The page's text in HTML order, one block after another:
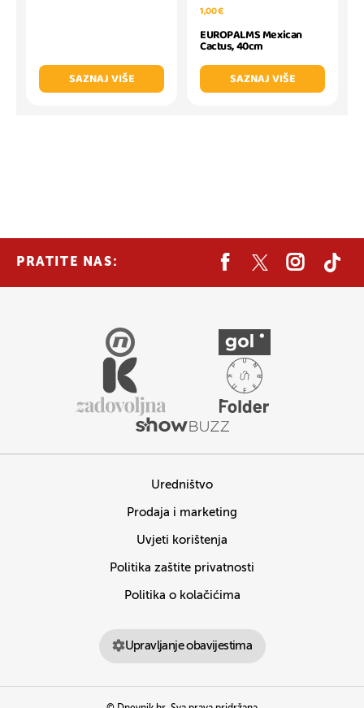
SAZNAJ VIŠE
1,00 €
EUROPALMS Mexican
Cactus, 40cm
SAZNAJ VIŠE
PRATITE NAS:
Uredništvo
Prodaja i marketing
Uvjeti korištenja
Politika zaštite privatnosti
Politika o kolačićima
Upravljanje obavijestima